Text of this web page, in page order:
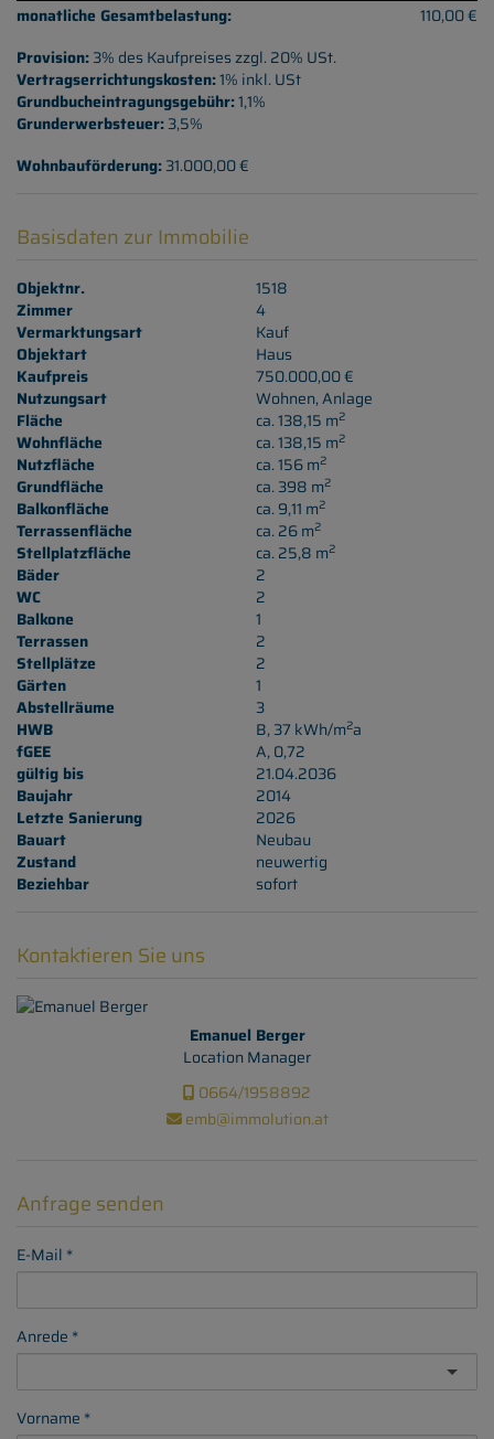
monatliche Gesamtbelastung:
110,00 €
Provision:3% des Kaufpreises zzgl. 20% USt.
Vertragserrichtungskosten:1% inkl. USt
Grundbucheintragungsgebühr:1,1%
Grunderwerbsteuer:3,5%
Wohnbauförderung:31.000,00 €
Basisdaten zur Immobilie
Objektnr.
1518
Zimmer
4
Vermarktungsart
Kauf
Objektart
Haus
Kaufpreis
750.000,00 €
Nutzungsart
Wohnen Anlage
Fläche
ca. 138,15 m2
Wohnfläche ca. 138,15 m2
Nutzfläche ca. 156 m2
Grundfläche ca. 398 m2
Balkonfläche ca. 9,11 m2
Terrassenfläche ca. 26 m2
Stellplatzfläche ca. 25,8 m2
Bäder
2
WC
2
Balkone
1
Terrassen
2
Stellplätze
2
Gärten
1
Abstellräume
3
HWB
B, 37 kWh/m2a
fGEE
A, 0,72
gültig bis
21.04.2036
Baujahr
2014
Letzte Sanierung
2026
Bauart
Neubau
Zustand
neuwertig
Beziehbar
sofort
Kontaktieren Sie uns
Emanuel Berger
Location Manager
0664/1958892
emb@immolution.at
Anfrage senden
E-Mail
Anrede
Vorname